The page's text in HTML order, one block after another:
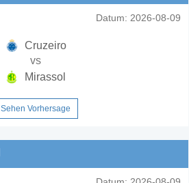
Datum: 2026-08-09
Cruzeiro
vs
Mirassol
Sehen Vorhersage